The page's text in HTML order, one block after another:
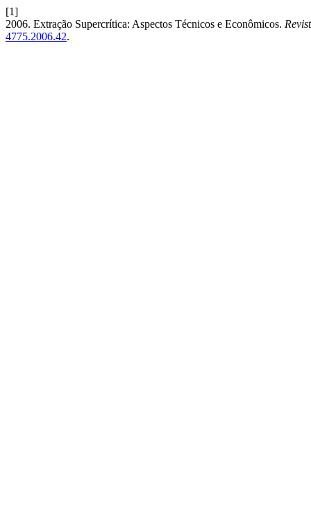
[1]
2006. Extração Supercrítica: Aspectos Técnicos e Econômicos.
4775.2006.42.